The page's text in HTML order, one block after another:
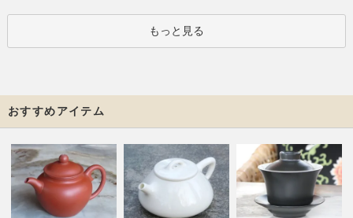
もっと見る
おすすめアイテム